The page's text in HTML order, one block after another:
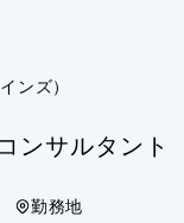
ンズ）
ンサルタント
勤務地